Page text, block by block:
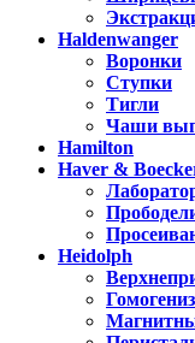
Haldenwanger
Воронки
Ступки
Тигли
Чаши
Hamilton
Haver &
Heidolph